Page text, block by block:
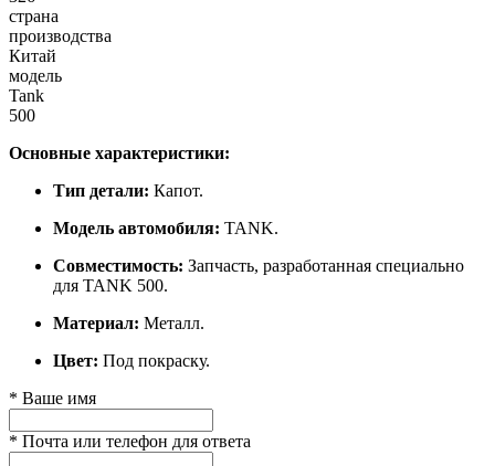
страна
производства
Китай
модель
Tank
500
Основные характеристики:
Тип детали: Капот.
Модель автомобиля: TANK.
Совместимость: Запчасть, разработанная специально
для TANK 500.
Материал: Металл.
Цвет: Под покраску.
* Ваше имя
* Почта или телефон для ответа